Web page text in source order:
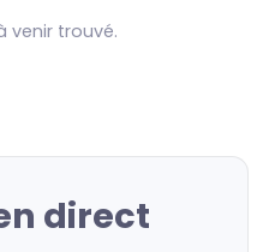
venir trouvé.
direct